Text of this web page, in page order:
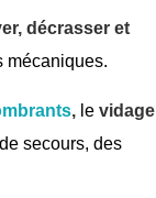
décrasser et
mécaniques.
, le vidage
secours, des